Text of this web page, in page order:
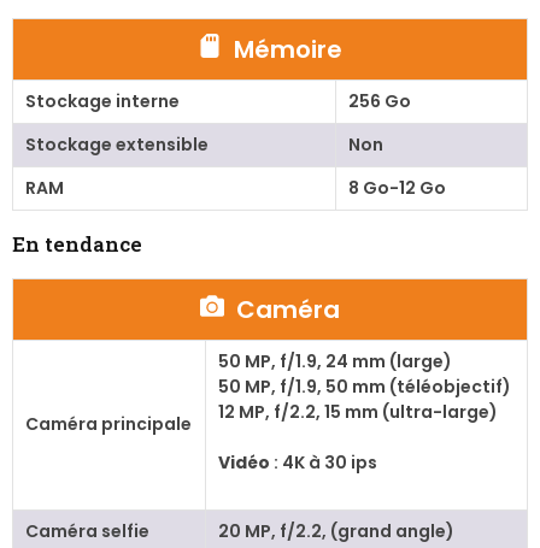
Mémoire
Stockage interne
256 Go
Stockage extensible
Non
RAM
8 Go-12 Go
En tendance
Caméra
Caméra principale
50 MP, f/1.9, 24 mm (large)
50 MP, f/1.9, 50 mm (téléobjectif)
12 MP, f/2.2, 15 mm (ultra-large)
Vidéo : 4K à 30 ips
Caméra selfie 20 MP, f/2.2, (grand angle)